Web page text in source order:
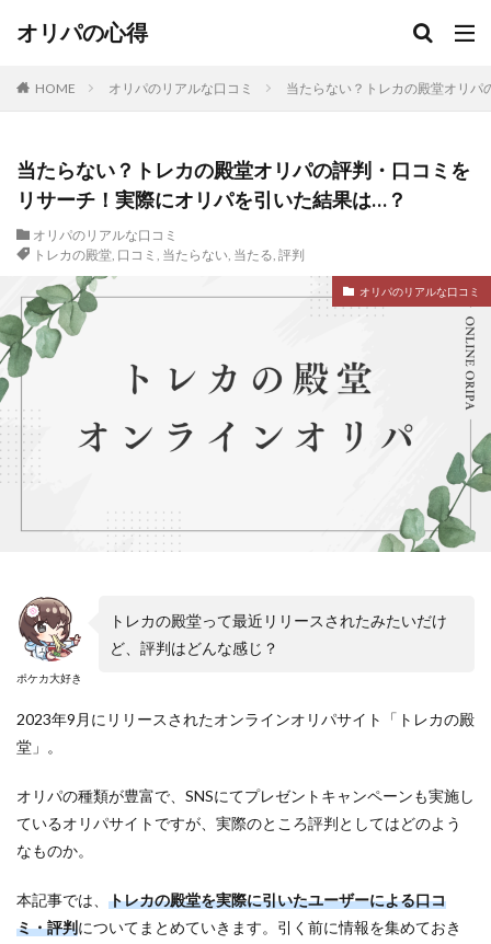
オリパの心得
HOME オリパのリアルな口コミ 当たらない？トレカの殿堂オリ
当たらない？トレカの殿堂オリパの評判・口コミを
リサーチ！実際にオリパを引いた結果は…？
オリパのリアルな口コミ
トレカの殿堂, 口コミ , 当たらない, 当たる, 評判
オリパのリアルな口コミ
ポケカ大好き
トレカの殿堂って最近リリースされたみたいだけ
ど、評判はどんな感じ？
2023年9月にリリースされたオンラインオリパサイト「トレカの殿
堂」。
オリパの種類が豊富で、SNSにてプレゼントキャンペーンも実施し
ているオリパサイトですが、実際のところ評判としてはどのよう
なものか。
本記事では、 トレカの殿堂を実際に引いたユーザーによる口コ
ミ・評判についてまとめていきます。引く前に情報を集めておき